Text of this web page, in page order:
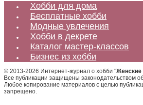
Хобби для дома
Бесплатные хобби
Модные увлечения
Хобби в декрете
Каталог мастер-классов
Бизнес из хобби
© 2013-2026 Интернет-журнал о хобби "Женские
Все публикации защищены законодательством
Любое копирование материалов с целью
запрещено.